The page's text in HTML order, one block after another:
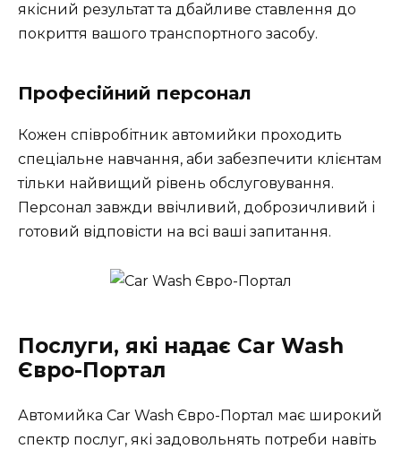
якісний результат та дбайливе ставлення до
покриття вашого транспортного засобу.
Професійний персонал
Кожен співробітник автомийки проходить
спеціальне навчання, аби забезпечити клієнтам
тільки найвищий рівень обслуговування.
Персонал завжди ввічливий, доброзичливий і
готовий відповісти на всі ваші запитання.
Послуги, які надає Car Wash
Євро-Портал
Автомийка Car Wash Євро-Портал має широкий
спектр послуг, які задовольнять потреби навіть